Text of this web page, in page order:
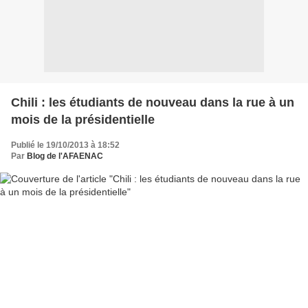
Chili : les étudiants de nouveau dans la rue à un
mois de la présidentielle
Publié le 19/10/2013 à 18:52
Par Blog de l'AFAENAC